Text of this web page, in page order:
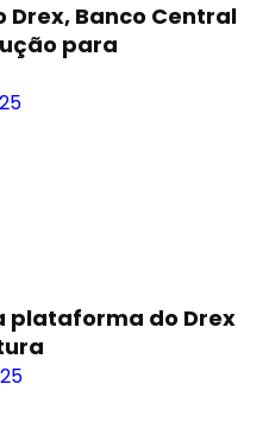
Banco Central
para
plataforma do Drex